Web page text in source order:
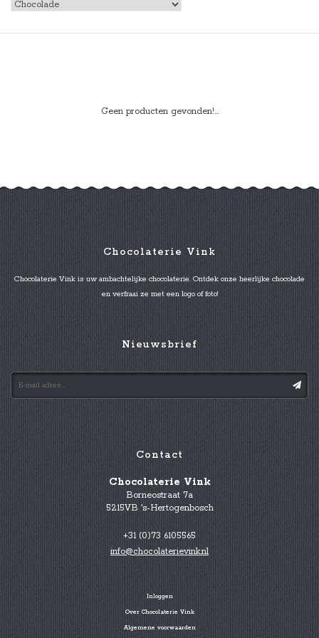
Geen producten gevonden!...
Chocolaterie Vink
Chocolaterie Vink is uw ambachtelijke chocolaterie. Ontdek onze heerlijke chocolade
en verfraai ze met een logo of foto!
Nieuwsbrief
Contact
Chocolaterie Vink
Borneostraat 7a
5215VB 's-Hertogenbosch
+31 (0)73 6105565
info@chocolaterievink.nl
Inloggen
Over Chocolaterie Vink
Algemene voorwaarden